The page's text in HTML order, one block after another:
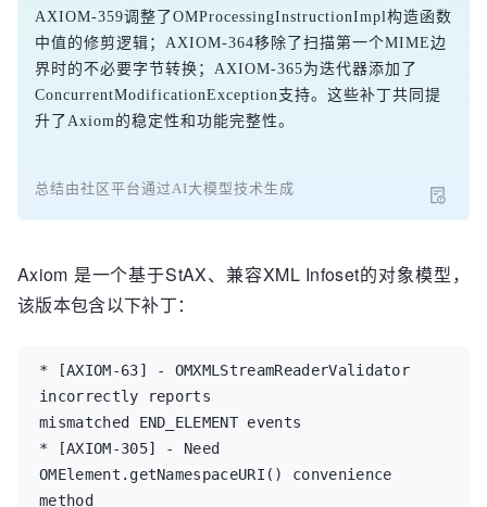
AXIOM-359调整了OMProcessingInstructionImpl构造函数
中值的修剪逻辑；AXIOM-364移除了扫描第一个MIME边
界时的不必要字节转换；AXIOM-365为迭代器添加了
ConcurrentModificationException支持。这些补丁共同提
升了Axiom的稳定性和功能完整性。
总结由社区平台通过AI大模型技术生成
Axiom 是一个基于StAX、兼容XML Infoset的对象模型，
该版本包含以下补丁：
* [AXIOM-63] - OMXMLStreamReaderValidator
incorrectly reports
mismatched END_ELEMENT events
* [AXIOM-305] - Need
OMElement.getNamespaceURI() convenience
method